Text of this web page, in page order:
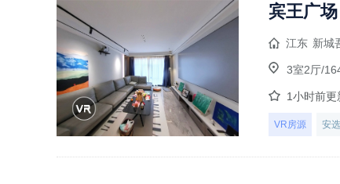
宾王广
江东 新城
3室2厅/
1小时前更
VR房源 安